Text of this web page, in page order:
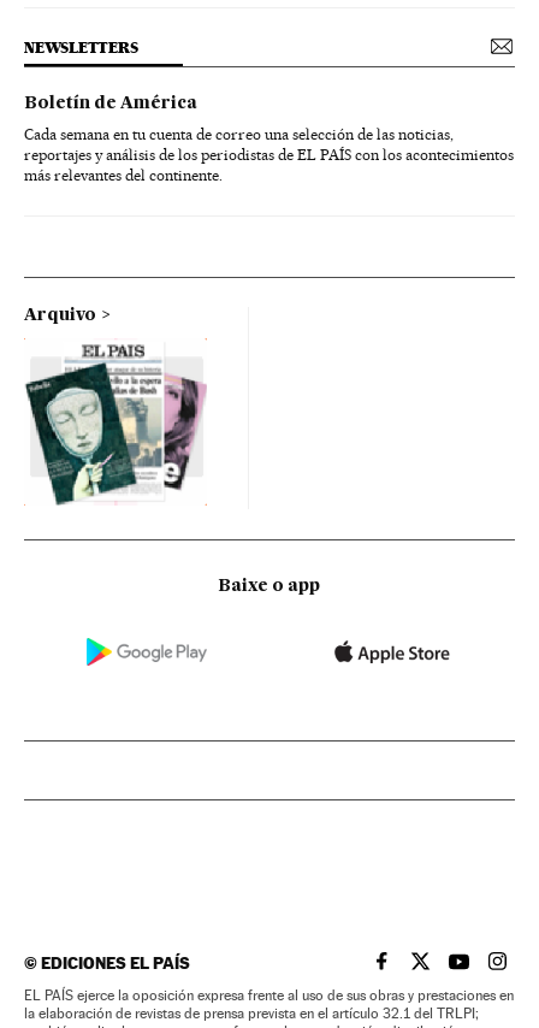
NEWSLETTERS
Boletín de América
Cada semana en tu cuenta de correo una selección de las noticias,
reportajes y análisis de los periodistas de EL PAÍS con los acontecimientos
más relevantes del continente.
Arquivo
Baixe o app
©EDICIONES EL PAÍS EL PAÍS BRASIL EN
EL PAÍSEL PAÍS
EL
EL PAÍS ejerce la oposición expresa frente al uso de sus obras y prestaciones en
la elaboración de revistas de prensa prevista en el artículo 32.1 del TRLPI;